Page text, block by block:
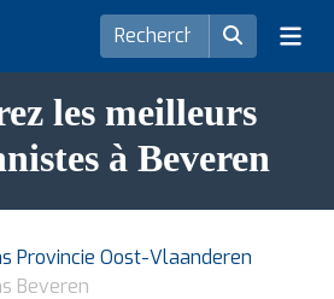
les meilleurs
à Beveren
Provincie Oost-Vlaanderen
Beveren